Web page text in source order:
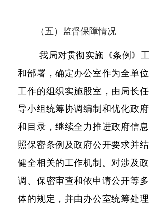
（五）监督保障情况
我局对贯彻实施《条例》
和部署，确定办公室作为全单
工作的组织实施股室 ，由局长
导小组统筹协调编制和优化政
和目录，继续全力推进政府信
照保密条例及政府公开要求并
健全相关的工作机制。对涉及
调、保密审查和依申请公开等
体的规定，并由办公室统筹处